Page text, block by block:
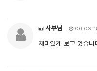
사부님 06.09
재미있게 보고 있습니